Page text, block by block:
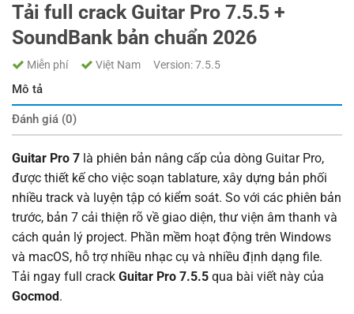
Tải full crack Guitar Pro 7.5.5 +
SoundBank bản chuẩn 2026
Miễn phí Việt Nam Version: 7.5.5
Mô tả
Đánh giá (0)
Guitar Pro 7 là phiên bản nâng cấp của dòng Guitar Pro,
được thiết kế cho việc soạn tablature, xây dựng bản phối
nhiều track và luyện tập có kiểm soát. So với các phiên bản
trước, bản 7 cải thiện rõ về giao diện, thư viện âm thanh và
cách quản lý project. Phần mềm hoạt động trên Windows
và macOS, hỗ trợ nhiều nhạc cụ và nhiều định dạng file.
Tải ngay full crack Guitar Pro 7.5.5 qua bài viết này của
Gocmod.